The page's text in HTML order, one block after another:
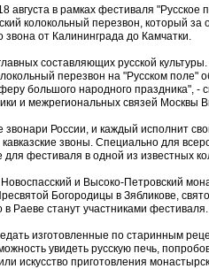
в рамках фестиваля "Русское
колокольный перезвон, который
звона от Калининграда до Камчатки.
составляющих русской
перезвон на "Русском
большого народного праздника", -
и межрегиональных связей Москвы
России, и каждый исполнит
звоны. Специально для
фестиваля в одной из известных
и Высоко-Петровский
Богородицы в Зябликове,
Раеве станут участниками фестиваля.
изготовленные по старинным
увидеть русскую печь,
искусство приготовления